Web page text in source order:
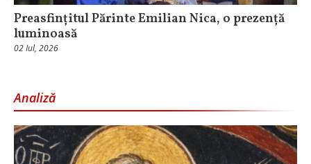
Preasfințitul Părinte Emilian Nica, o prezență
luminoasă
02 Iul, 2026
Analiză